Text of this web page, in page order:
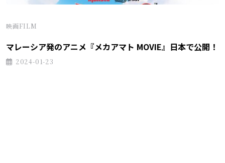
映画FILM
マレーシア発のアニメ『メカアマト MOVIE』日本で公開！
2024-01-23